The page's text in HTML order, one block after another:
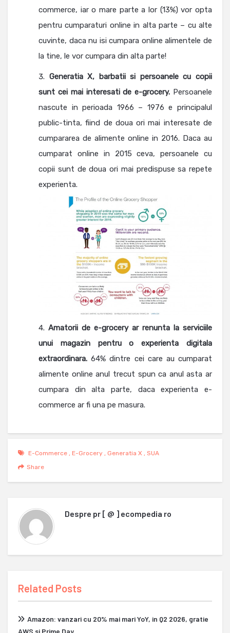
commerce, iar o mare parte a lor (13%) vor opta
pentru cumparaturi online in alta parte – cu alte
cuvinte, daca nu isi cumpara online alimentele de
la tine, le vor cumpara din alta parte!
Generatia X, barbatii si persoanele cu copii
sunt cei mai interesati de e-grocery. Persoanele
nascute in perioada 1966 – 1976 e principalul
public-tinta, fiind de doua ori mai interesate de
cumpararea de alimente online in 2016. Daca au
cumparat online in 2015 ceva, persoanele cu
copii sunt de doua ori mai predispuse sa repete
experienta.
Amatorii de e-grocery ar renunta la serviciile
unui magazin pentru o experienta digitala
extraordinara.64% dintre cei care au cumparat
alimente online anul trecut spun ca anul asta ar
cumpara din alta parte, daca experienta e-
commerce ar fi una pe masura.
E-Commerce , E-Grocery , Generatia X , SUA
Share
Despre pr [ @ ] ecompedia ro
Related Posts
Amazon: vanzari cu 20% mai mari YoY, in Q2 2026, gratie
AWS si Prime Day